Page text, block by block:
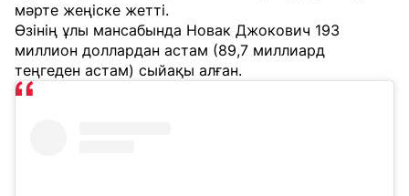
мәрте жеңіске жетті.
Өзінің ұлы мансабында Новак Джокович 193
миллион доллардан астам (89,7 миллиард
теңгеден астам) сыйақы алған.